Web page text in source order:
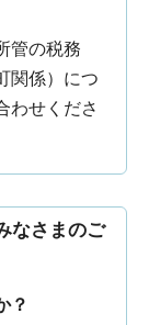
管の税務
関係）につ
わせくださ
なさまのご
？